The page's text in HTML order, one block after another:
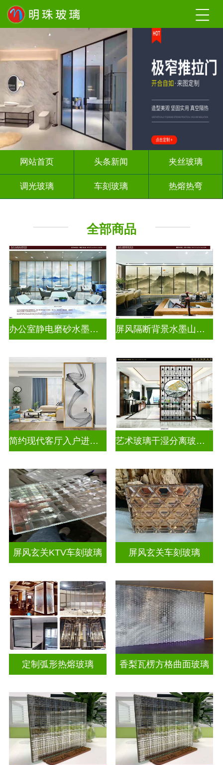
网站首页 头条新闻 夹丝玻璃
调光玻璃 车刻玻璃 热熔热弯
全部商品
办公室静电磨砂水墨山水画玻璃 屏风隔断背景水墨山水画玻璃
简约现代客厅入户进门遮挡玻璃背景墙 艺术玻璃干湿分离玻璃背景墙
屏风玄关KTV车刻玻璃 屏风玄关车刻玻璃
定制弧形热熔玻璃 香梨瓦楞方格曲面玻璃